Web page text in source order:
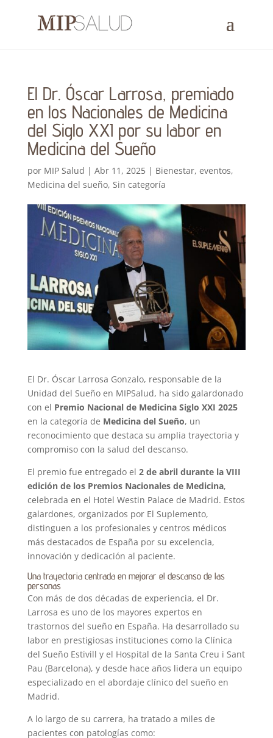
El Dr. Óscar Larrosa, premiado
en los Nacionales de Medicina
del Siglo XXI por su labor en
Medicina del Sueño
por MIP Salud | Abr 11, 2025| Bienestar, eventos,
Medicina del sueño, Sin categoría
El Dr. Óscar Larrosa Gonzalo, responsable de la
Unidad del Sueño en MIPSalud, ha sido galardonado
con el Premio Nacional de Medicina Siglo XXI 2025
en la categoría de Medicina del Sueño, un
reconocimiento que destaca su amplia trayectoria y
compromiso con la salud del descanso.
El premio fue entregado el 2 de abril durante la VIII
edición de los Premios Nacionales de Medicina,
celebrada en el Hotel Westin Palace de Madrid. Estos
galardones, organizados por El Suplemento,
distinguen a los profesionales y centros médicos
más destacados de España por su excelencia,
innovación y dedicación al paciente.
Una trayectoria centrada en mejorar el descanso de las
personas
Con más de dos décadas de experiencia, el Dr.
Larrosa es uno de los mayores expertos en
trastornos del sueño en España. Ha desarrollado su
labor en prestigiosas instituciones como la Clínica
del Sueño Estivill y el Hospital de la Santa Creu i Sant
Pau (Barcelona), y desde hace años lidera un equipo
especializado en el abordaje clínico del sueño en
Madrid.
A lo largo de su carrera, ha tratado a miles de
pacientes con patologías como: